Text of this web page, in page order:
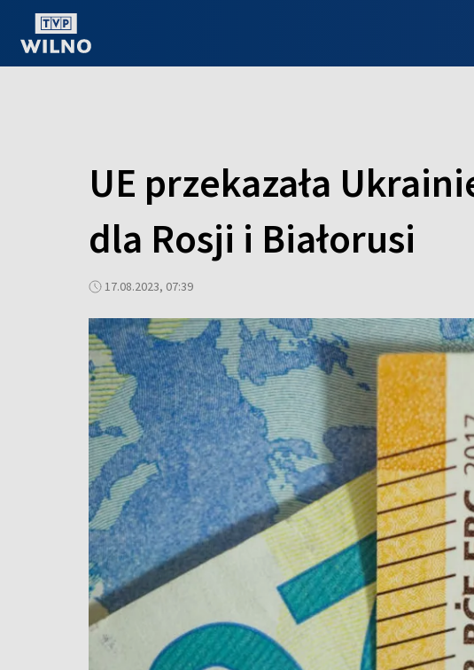
UE przekazała
dla Rosji i Białorusi
17.08.2023, 07:39